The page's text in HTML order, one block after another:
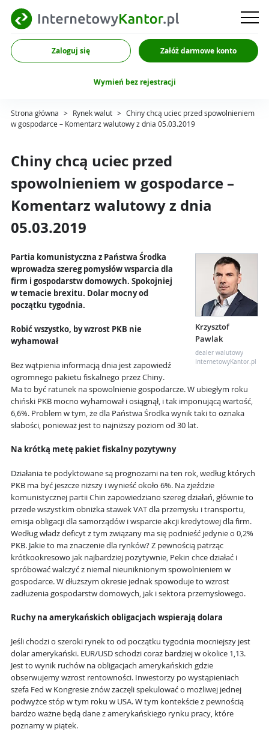
Zaloguj się Załóż darmowe konto
Wymień bez rejestracji
Strona główna > Rynek walut > Chiny chcą uciec przed spowolnieniem
w gospodarce – Komentarz walutowy z dnia 05.03.2019
Chiny chcą uciec przed
spowolnieniem w gospodarce –
Komentarz walutowy z dnia
05.03.2019
Krzysztof
Pawlak
dealer walutowy
InternetowyKantor.pl
Partia komunistyczna z Państwa Środka
wprowadza szereg pomysłów wsparcia dla
firm i gospodarstw domowych. Spokojniej
w temacie brexitu. Dolar mocny od
początku tygodnia.
Robić wszystko, by wzrost PKB nie
wyhamował
Bez wątpienia informacją dnia jest zapowiedź
ogromnego pakietu fiskalnego przez Chiny.
Ma to być ratunek na spowolnienie gospodarcze. W ubiegłym roku
chiński PKB mocno wyhamował i osiągnął, i tak imponującą wartość,
6,6%. Problem w tym, że dla Państwa Środka wynik taki to oznaka
słabości, ponieważ jest to najniższy poziom od 30 lat.
Na krótką metę pakiet fiskalny pozytywny
Działania te podyktowane są prognozami na ten rok, według których
PKB ma być jeszcze niższy i wynieść około 6%. Na zjeździe
komunistycznej partii Chin zapowiedziano szereg działań, głównie to
przede wszystkim obniżka stawek VAT dla przemysłu i transportu,
emisja obligacji dla samorządów i wsparcie akcji kredytowej dla firm.
Według władz deficyt z tym związany ma się podnieść jedynie o 0,2%
PKB. Jakie to ma znaczenie dla rynków? Z pewnością patrząc
krótkookresowo jak najbardziej pozytywnie, Pekin chce działać i
spróbować walczyć z niemal nieuniknionym spowolnieniem w
gospodarce. W dłuższym okresie jednak spowoduje to wzrost
zadłużenia gospodarstw domowych, jak i sektora przemysłowego.
Ruchy na amerykańskich obligacjach wspierają dolara
Jeśli chodzi o szeroki rynek to od początku tygodnia mocniejszy jest
dolar amerykański. EUR/USD schodzi coraz bardziej w okolice 1,13.
Jest to wynik ruchów na obligacjach amerykańskich gdzie
obserwujemy wzrost rentowności. Inwestorzy po wystąpieniach
szefa Fed w Kongresie znów zaczęli spekulować o możliwej jednej
podwyżce stóp w tym roku w USA. W tym kontekście z pewnością
bardzo ważne będą dane z amerykańskiego rynku pracy, które
poznamy w piątek.